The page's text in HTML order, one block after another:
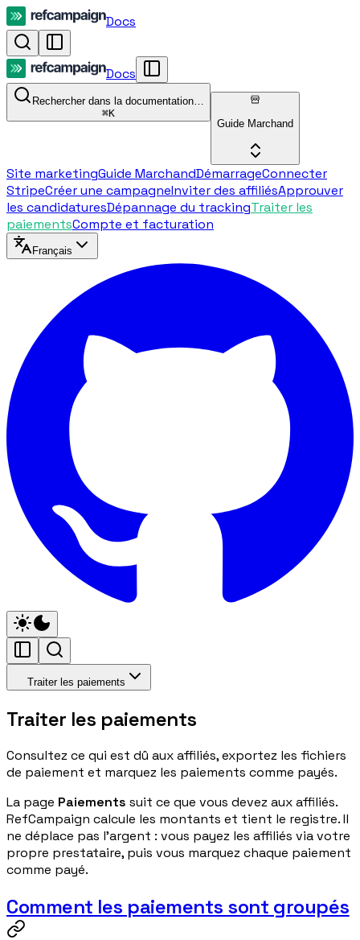
Docs
Docs
Rechercher dans la documentation…
⌘K
Guide Marchand
Site marketingGuide MarchandDémarrageConnecter
StripeCréer une campagneInviter des affiliésApprouver
les candidaturesDépannage du trackingTraiter les
paiementsCompte et facturation
Français
Traiter les paiements
Traiter les paiements
Consultez ce qui est dû aux affiliés, exportez les fichiers
de paiement et marquez les paiements comme payés.
La page Paiements suit ce que vous devez aux affiliés.
RefCampaign calcule les montants et tient le registre. Il
ne déplace pas l'argent : vous payez les affiliés via votre
propre prestataire, puis vous marquez chaque paiement
comme payé.
Comment les paiements sont groupés